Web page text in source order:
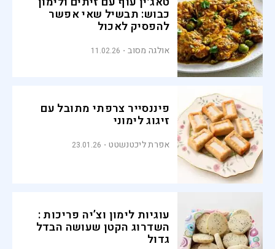
כבוש: תבשיל שאי אפשר
להפסיק לאכול
אולגה מסוב 11.02.26
פיננסייר צרפתי מתובל עם
זיגוג לימוני
אפרת ליכטנשטט 23.01.26
עוגיות לימון וצ’יה פריכות :
השדרוג הקטן שעושה הבדל
גדול